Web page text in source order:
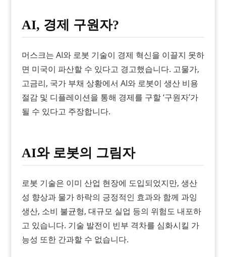
AI, 경제 구원자?
머스크는 AI와 로봇 기술이 경제 혁신을 이끌지 못하
면 미국이 파산할 수 있다고 경고했습니다. 고물가,
고금리, 국가 부채 상황에서 AI와 로봇이 생산 비용
절감 및 디플레이션을 통해 경제를 구할 ‘구원자’가
될 수 있다고 주장합니다.
AI와 로봇의 그림자
로봇 기술은 이미 산업 현장에 도입되었지만, 생산
성 향상과 물가 하락의 긍정적인 효과와 함께 과잉
생산, 소비 불균형, 대규모 실업 등의 위험도 내포하
고 있습니다. 기술 발전이 빈부 격차를 심화시킬 가
능성 또한 간과할 수 없습니다.